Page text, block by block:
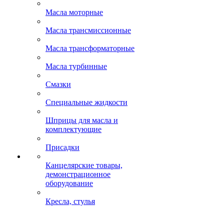
Масла моторные
Масла трансмиссионные
Масла трансформаторные
Масла турбинные
Смазки
Специальные жидкости
Шприцы для масла и
комплектующие
Присадки
Канцелярские товары,
демонстрационное
оборудование
Кресла, стулья